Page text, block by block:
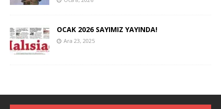
OCAK 2026 SAYIMIZ YAYINDA!
Ara 23, 2025